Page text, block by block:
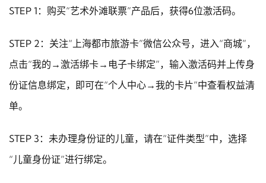
STEP 1：购买“艺术外滩联票”产品后，获得6位激活码。
STEP 2：关注“上海都市旅游卡”微信公众号，进入“商城”，
点击“我的→激活绑卡→电子卡绑定”，输入激活码并上传身
份证信息绑定，即可在“个人中心→我的卡片”中查看权益清
单。
STEP 3：未办理身份证的儿童，请在“证件类型”中，选择
“儿童身份证”进行绑定。